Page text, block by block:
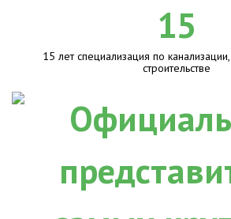
15
15 лет специализация по
строительстве